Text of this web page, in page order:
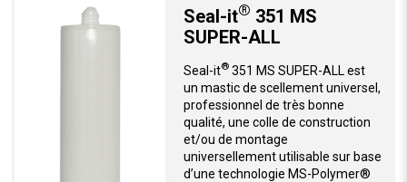
Seal-it® 351 MS
SUPER-ALL
Seal-it®351 MS SUPER-ALL est
un mastic de scellement universel,
professionnel de très bonne
qualité, une colle de construction
et/ou de montage
universellement utilisable sur base
d’une technologie MS-Polymer®